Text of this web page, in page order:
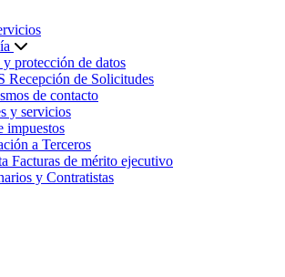
protección de datos
Recepción de Solicitudes
de contacto
y servicios
impuestos
a Terceros
Facturas de mérito ejecutivo
y Contratistas